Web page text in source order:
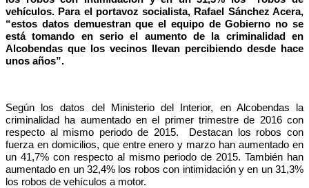
vehículos. Para el portavoz socialista, Rafael Sánchez Acera,
“estos datos demuestran que el equipo de Gobierno no se
está tomando en serio el aumento de la criminalidad en
Alcobendas que los vecinos llevan percibiendo desde hace
unos años”.
Según los datos del Ministerio del Interior, en Alcobendas la
criminalidad ha aumentado en el primer trimestre de 2016 con
respecto al mismo periodo de 2015. Destacan
los robos con
fuerza en domicilios, que entre enero y marzo han aumentado en
un 41,7% con respecto al mismo periodo de 2015. También han
aumentado en un 32,4% los robos con intimidación y en un 31,3%
los robos de vehículos a motor.